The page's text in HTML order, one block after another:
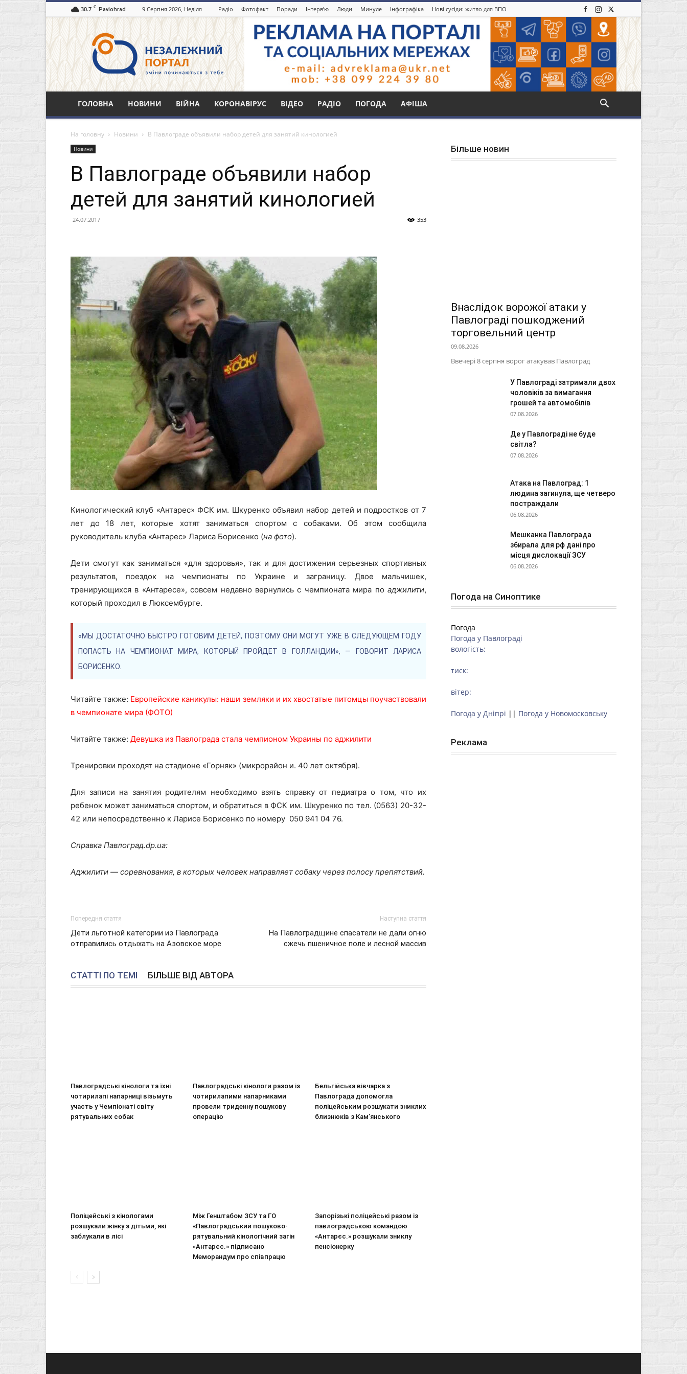
30.7 C Pavlohrad 9 Серпня 2026, Неділя Радіо Фотофакт Поради Інтерв’ю Люди Минуле Інфографіка Нові сусіди: житло для ВПО
Незалежний
портал
Павлоград.dp.ua
ГОЛОВНА НОВИНИ ВІЙНА КОРОНАВІРУС ВІДЕО РАДІО ПОГОДА АФІША
На головну Новини В Павлограде объявили набор детей для занятий кинологией
Новини
В Павлограде объявили набор
детей для занятий кинологией
24.07.2017 353
Кинологический клуб «Антарес» ФСК им. Шкуренко объявил набор детей и подростков от 7
лет до 18 лет, которые хотят заниматься спортом с собаками. Об этом сообщила
руководитель клуба «Антарес» Лариса Борисенко (на фото).
Дети смогут как заниматься «для здоровья», так и для достижения серьезных спортивных
результатов, поездок на чемпионаты по Украине и заграницу. Двое мальчишек,
тренирующихся в «Антаресе», совсем недавно вернулись с чемпионата мира по аджилити,
который проходил в Люксембурге.
«МЫ ДОСТАТОЧНО БЫСТРО ГОТОВИМ ДЕТЕЙ, ПОЭТОМУ ОНИ МОГУТ УЖЕ В СЛЕДУЮЩЕМ ГОДУ
ПОПАСТЬ НА ЧЕМПИОНАТ МИРА, КОТОРЫЙ ПРОЙДЕТ В ГОЛЛАНДИИ», — ГОВОРИТ ЛАРИСА
БОРИСЕНКО.
Читайте также: Европейские каникулы: наши земляки и их хвостатые питомцы поучаствовали
в чемпионате мира (ФОТО)
Читайте также: Девушка из Павлограда стала чемпионом Украины по аджилити
Тренировки проходят на стадионе «Горняк» (микрорайон и. 40 лет октября).
Для записи на занятия родителям необходимо взять справку от педиатра о том, что их
ребенок может заниматься спортом, и обратиться в ФСК им. Шкуренко по тел. (0563) 20-32-
42 или непосредственно к Ларисе Борисенко по номеру 050 941 04 76.
Справка Павлоград.dp.ua:
Аджилити — соревнования, в которых человек направляет собаку через полосу препятствий.
Попередня стаття
Дети льготной категории из Павлограда
отправились отдыхать на Азовское море
Наступна стаття
На Павлоградщине спасатели не дали огню
сжечь пшеничное поле и лесной массив
СТАТТІ ПО ТЕМІ БІЛЬШЕ ВІД АВТОРА
Павлоградські кінологи та їхні
чотирилапі напарниці візьмуть
участь у Чемпіонаті світу
рятувальних собак
Павлоградські кінологи разом із
чотирилапими напарниками
провели триденну пошукову
операцію
Бельгійська вівчарка з
Павлограда допомогла
поліцейським розшукати зниклих
близнюків з Кам’янського
Поліцейські з кінологами
розшукали жінку з дітьми, які
заблукали в лісі
Між Генштабом ЗСУ та ГО
«Павлоградський пошуково-
рятувальний кінологічний загін
«Антарєс.» підписано
Меморандум про співпрацю
Запорізькі поліцейські разом із
павлоградською командою
«Антарєс.» розшукали зниклу
пенсіонерку
Більше новин
Внаслідок ворожої атаки у
Павлограді пошкоджений
торговельний центр
09.08.2026
Ввечері 8 серпня ворог атакував Павлоград
У Павлограді затримали двох
чоловіків за вимагання
грошей та автомобілів
07.08.2026
Де у Павлограді не буде
світла?
07.08.2026
Атака на Павлоград: 1
людина загинула, ще четверо
постраждали
06.08.2026
Мешканка Павлограда
збирала для рф дані про
місця дислокації ЗСУ
06.08.2026
Погода на Синоптике
Погода
Погода у Павлограді
вологість:
тиск:
вітер:
Погода у Дніпрі || Погода у Новомосковську
Реклама